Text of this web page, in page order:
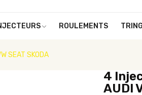
ROULEMENTS
SEAT SKODA
4
AUDI